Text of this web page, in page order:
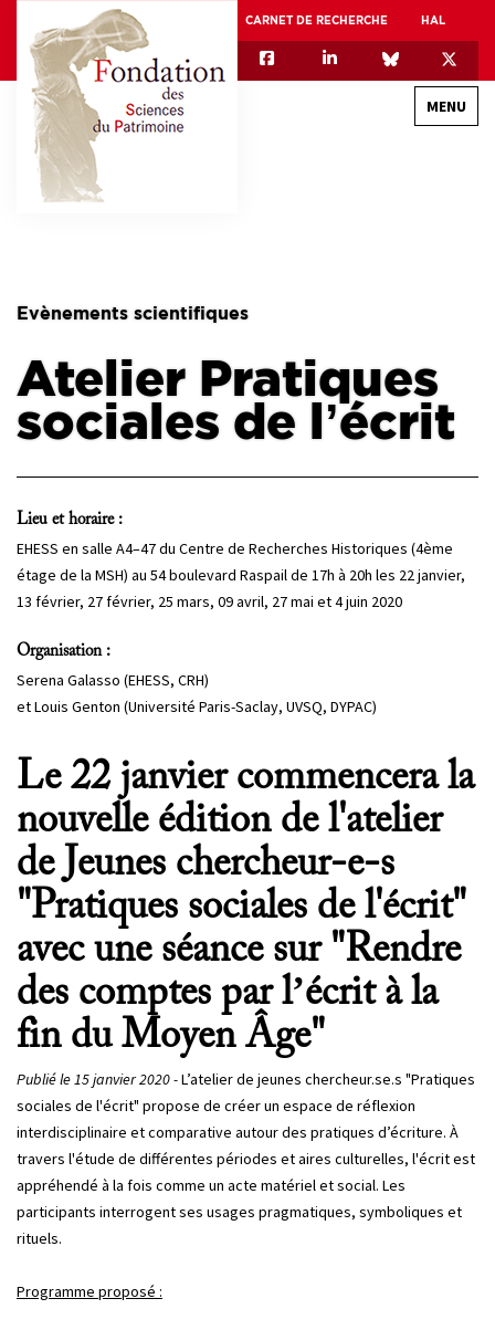
CARNET DE RECHERCHE HAL
MENU
ASSOCIATION DES JEUNES CHERCHEURS EN SCIENCES DU PATRIMOINE – AFJ2CSP
EQUIPEX + ESPADON
MÉCÉNAT
CHERCHEURS
APPELS À PROJETS
ACTUALITÉS
Evènements scientifiques
Atelier Pratiques
sociales de l’écrit
Lieu et horaire :
EHESS en salle A4–47 du Centre de Recherches Historiques (4ème
étage de la MSH) au 54 boulevard Raspail de 17h à 20h les 22 janvier,
13 février, 27 février, 25 mars, 09 avril, 27 mai et 4 juin 2020
Organisation :
Serena Galasso (EHESS, CRH)
et Louis Genton (Université Paris-Saclay, UVSQ, DYPAC)
Le 22 janvier commencera la
nouvelle édition de l'atelier
de Jeunes chercheur-e-s
"Pratiques sociales de l'écrit"
avec une séance sur "Rendre
des comptes par l’écrit à la
fin du Moyen Âge"
Publié le 15 janvier 2020 -L’atelier de jeunes chercheur.se.s "Pratiques
sociales de l'écrit" propose de créer un espace de réflexion
interdisciplinaire et comparative autour des pratiques d’écriture. À
travers l'étude de différentes périodes et aires culturelles, l'écrit est
appréhendé à la fois comme un acte matériel et social. Les
participants interrogent ses usages pragmatiques, symboliques et
rituels.
Programme proposé :